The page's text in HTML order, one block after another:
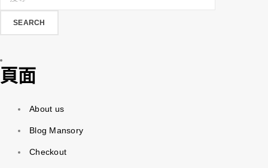
頁面
About us
Blog Mansory
Checkout